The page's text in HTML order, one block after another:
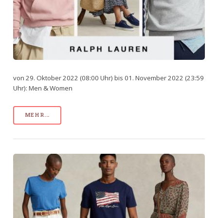
von 29. Oktober 2022 (08:00 Uhr) bis 01. November 2022 (23:59
Uhr): Men & Women
MEHR...